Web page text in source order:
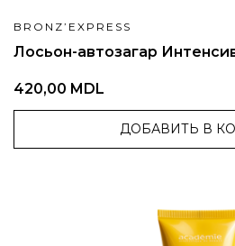
BRONZ’EXPRESS
Лосьон-автозагар
420,00 MDL
ДОБАВИТЬ В